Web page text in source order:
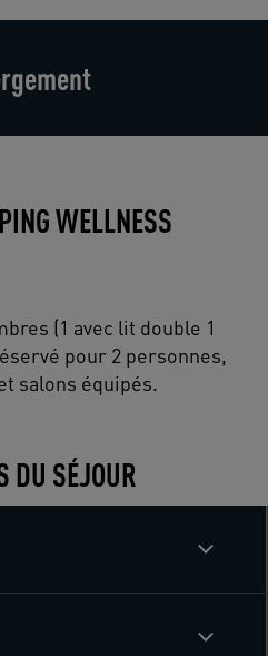
WELLNESS
(1 avec lit double 1
pour 2 personnes,
salons équipés.
DU SÉJOUR